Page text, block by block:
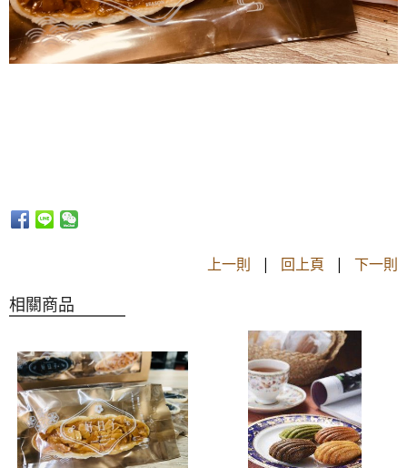
上一則 | 回上頁 | 下一則
相關商品